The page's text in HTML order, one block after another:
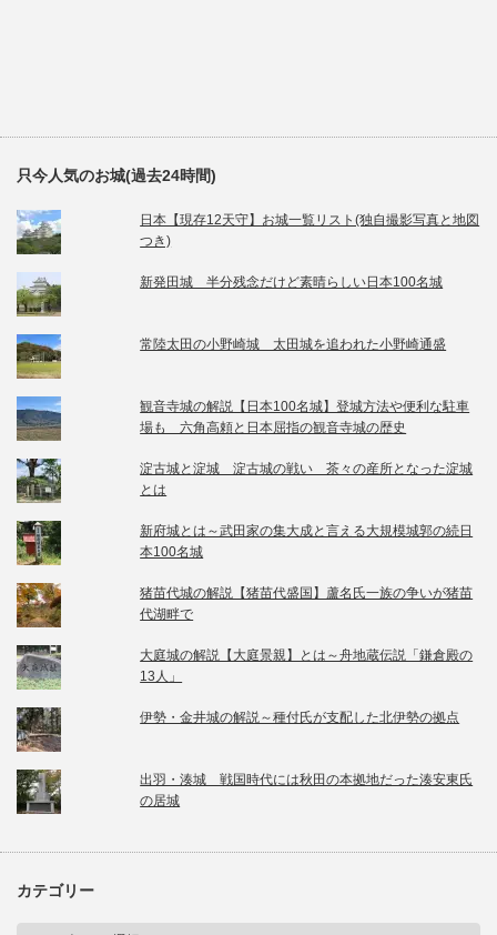
只今人気のお城(過去24時間)
日本【現存12天守】お城一覧リスト(独自撮影写真と地図
つき)
新発田城 半分残念だけど素晴らしい日本100名城
常陸太田の小野崎城 太田城を追われた小野崎通盛
観音寺城の解説【日本100名城】登城方法や便利な駐車
場も 六角高頼と日本屈指の観音寺城の歴史
淀古城と淀城 淀古城の戦い 茶々の産所となった淀城
とは
新府城とは～武田家の集大成と言える大規模城郭の続日
本100名城
猪苗代城の解説【猪苗代盛国】蘆名氏一族の争いが猪苗
代湖畔で
大庭城の解説【大庭景親】とは～舟地蔵伝説「鎌倉殿の
13人」
伊勢・金井城の解説～種付氏が支配した北伊勢の拠点
出羽・湊城 戦国時代には秋田の本拠地だった湊安東氏
の居城
カテゴリー